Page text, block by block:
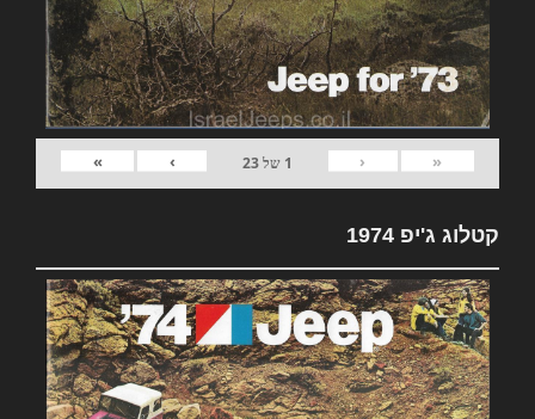
«
‹
1 של23
›
»
קטלוג ג'יפ 1974